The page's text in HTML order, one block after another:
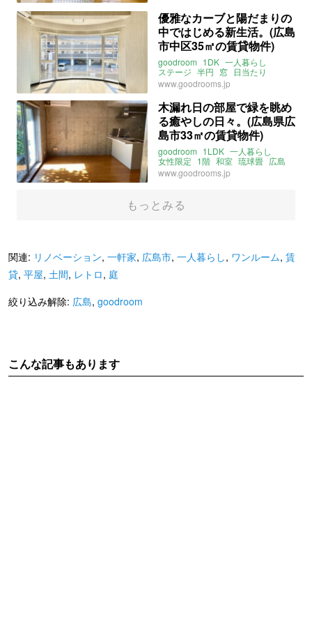
優雅なカーブと陽だまりの
中ではじめる新生活。(広島
市中区35㎡の賃貸物件)
goodroom 1DK 一人暮らし
ステージ 半円 窓 日当たり
女性限定 広島 白島
www.goodrooms.jp
木漏れ日の部屋で緑を眺め
る癒やしの日々。(広島県広
島市33㎡の賃貸物件)
goodroom 1LDK 一人暮らし
女性限定 1階 和室 琉球畳 広島
東区 牛田
www.goodrooms.jp
もっとみる
関連: リノベーション, 一軒家, 広島市, 一人暮らし, ワンルーム, 賃
貸, 平屋, 土間, レトロ, 庭
絞り込み解除: 広島, goodroom
こんな記事もあります